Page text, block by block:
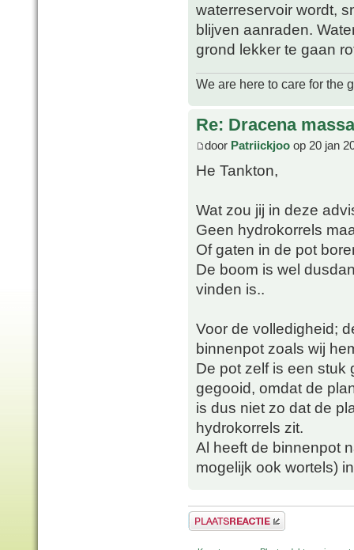
waterreservoir wordt,
blijven aanraden.
grond lekker te gaan
We are here to care for the
Re: Dracena
door Patriickjoo op 20 jan
He Tankton,
Wat zou jij in deze
Geen hydrokorrels
Of gaten in de pot
De boom is wel
vinden is..
Voor de volledigheid;
binnenpot zoals wij
De pot zelf is een stuk
gegooid, omdat de
is dus niet zo dat de
hydrokorrels zit.
Al heeft de binnenpot
mogelijk ook wortels)
Plaats een reactie